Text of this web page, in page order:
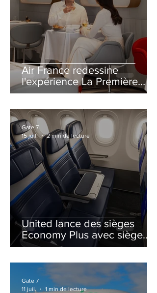
Air France redessine
l'expérience La Première
avec un salon entièrement
United lance des sièges
Economy Plus avec siège
central neutralisé
Gate 7
15 juil.
2 min de lecture
Gate 7
11 juil.
1 min de lecture